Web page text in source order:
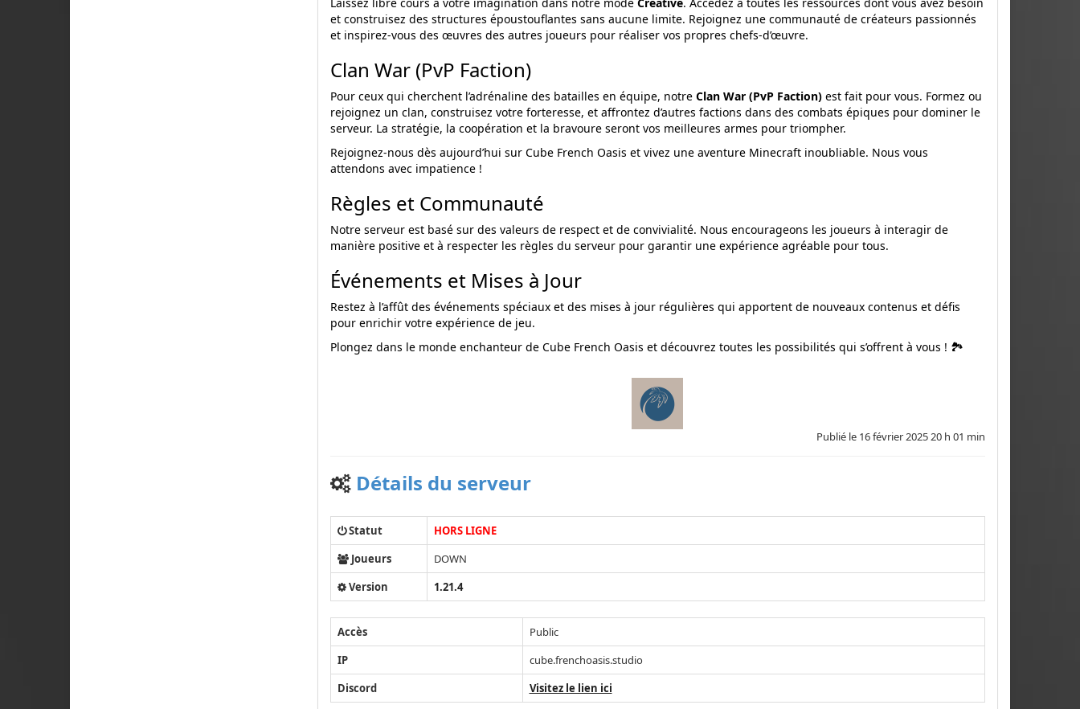
et construisez des structures époustouflantes sans aucune limite. Rejoignez une communauté de créateurs passionnés
et inspirez-vous des œuvres des autres joueurs pour réaliser vos propres chefs-d’œuvre.
Clan War (PvP Faction)
Pour ceux qui cherchent l’adrénaline des batailles en équipe, notre Clan War (PvP Faction)est fait pour vous. Formez ou
rejoignez un clan, construisez votre forteresse, et affrontez d’autres factions dans des combats épiques pour dominer le
serveur. La stratégie, la coopération et la bravoure seront vos meilleures armes pour triompher.
Rejoignez-nous dès aujourd’hui sur Cube French Oasis et vivez une aventure Minecraft inoubliable. Nous vous
attendons avec impatience !
Règles et Communauté
Notre serveur est basé sur des valeurs de respect et de convivialité. Nous encourageons les joueurs à interagir de
manière positive et à respecter les règles du serveur pour garantir une expérience agréable pour tous.
Événements et Mises à Jour
Restez à l’affût des événements spéciaux et des mises à jour régulières qui apportent de nouveaux contenus et défis
pour enrichir votre expérience de jeu.
Plongez dans le monde enchanteur de Cube French Oasis et découvrez toutes les possibilités qui s’offrent à vous ! 🏞️
Publié le 16 février 2025 20 h 01 min
Détails du serveur
Statut
HORS LIGNE
Joueurs
DOWN
Version
1.21.4
Accès
Public
IP
cube.frenchoasis.studio
Discord
Visitez le lien ici